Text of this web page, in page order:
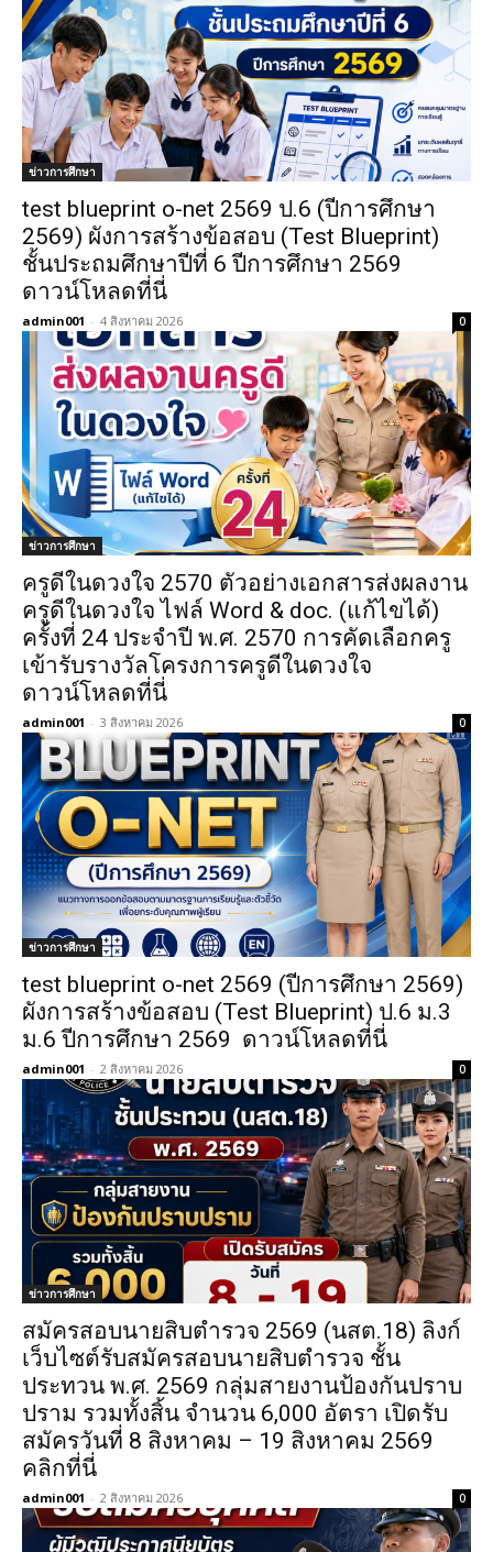
ข่าวการศึกษา
test blueprint o-net 2569 ป.6 (ปีการศึกษา
2569) ผังการสร้างข้อสอบ (Test Blueprint)
ชั้นประถมศึกษาปีที่ 6 ปีการศึกษา 2569
ดาวน์โหลดที่นี่
admin001 - 4 สิงหาคม 2026 0
ข่าวการศึกษา
ครูดีในดวงใจ 2570 ตัวอย่างเอกสารส่งผลงาน
ครูดีในดวงใจ ไฟล์ Word & doc. (แก้ไขได้)
ครั้งที่ 24 ประจำปี พ.ศ. 2570 การคัดเลือกครู
เข้ารับรางวัลโครงการครูดีในดวงใจ
ดาวน์โหลดที่นี่
admin001 - 3 สิงหาคม 2026 0
ข่าวการศึกษา
test blueprint o-net 2569 (ปีการศึกษา 2569)
ผังการสร้างข้อสอบ (Test Blueprint) ป.6 ม.3
ม.6 ปีการศึกษา 2569 ดาวน์โหลดที่นี่
admin001 - 2 สิงหาคม 2026 0
ข่าวการศึกษา
สมัครสอบนายสิบตำรวจ 2569 (นสต.18) ลิงก์
เว็บไซต์รับสมัครสอบนายสิบตำรวจ ชั้น
ประทวน พ.ศ. 2569 กลุ่มสายงานป้องกันปราบ
ปราม รวมทั้งสิ้น จำนวน 6,000 อัตรา เปิดรับ
สมัครวันที่ 8 สิงหาคม – 19 สิงหาคม 2569
คลิกที่นี่
admin001 - 2 สิงหาคม 2026 0